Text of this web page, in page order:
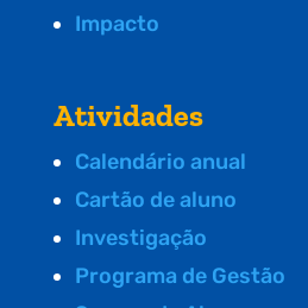
Impacto
Atividades
Calendário anual
Cartão de aluno
Investigação
Programa de Gestão